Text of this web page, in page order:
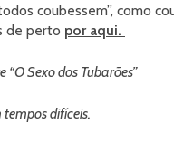
coubessem”, como
de perto por aqui.
Sexo dos Tubarões”
difíceis.